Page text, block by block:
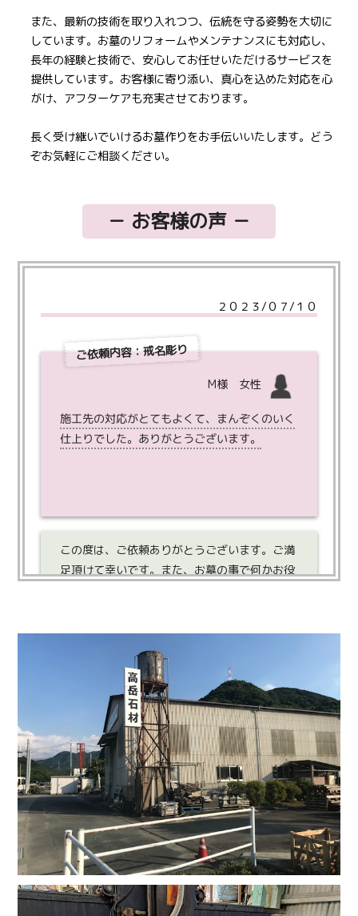
また、最新の技術を取り入れつつ、伝統を守る姿勢を大切に
しています。お墓のリフォームやメンテナンスにも対応し、
長年の経験と技術で、安心してお任せいただけるサービスを
提供しています。お客様に寄り添い、真心を込めた対応を心
がけ、アフターケアも充実させております。
長く受け継いでいけるお墓作りをお手伝いいたします。どう
ぞお気軽にご相談ください。
－ お客様の声 －
２０２３/０７/１０
ご依頼内容：戒名彫り
M様 女性
施工先の対応がとてもよくて、まんぞくのいく
仕上りでした。ありがとうございます。
この度は、ご依頼ありがとうございます。ご満
足頂けて幸いです。また、お墓の事で何かお役